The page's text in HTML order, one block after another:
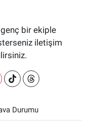
bir ekiple
iletişim
Durumu